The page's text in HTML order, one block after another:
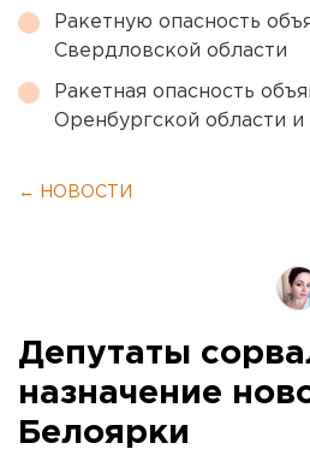
Ракетную опасность
Свердловской области
Ракетная опасность
Оренбургской области
← НОВОСТИ
Депутаты
назначение
Белоярки